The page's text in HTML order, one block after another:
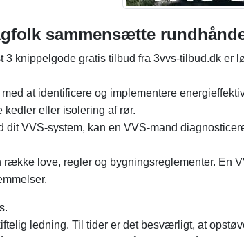
sammensætte
knippelgode gratis tilbud fra 3vvs-tilbud.dk er
at identificere og implementere
kedler eller isolering af rør.
VVS-system, kan en VVS-mand
love, regler og bygningsreglementer. En
ledning. Til tider er det besværligt, at